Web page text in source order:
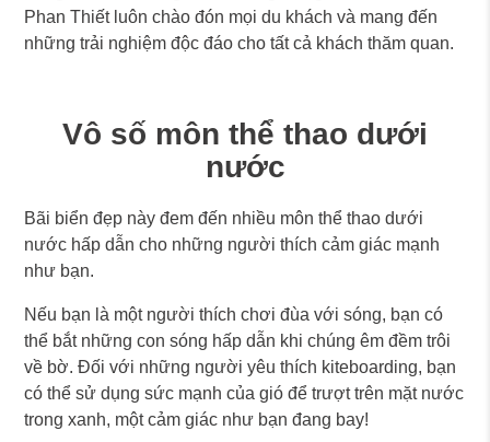
Phan Thiết luôn chào đón mọi du khách và mang đến
những trải nghiệm độc đáo cho tất cả khách thăm quan.
Vô số môn thể thao dưới
nước
Bãi biển đẹp này đem đến nhiều môn thể thao dưới
nước hấp dẫn cho những người thích cảm giác mạnh
như bạn.
Nếu bạn là một người thích chơi đùa với sóng, bạn có
thể bắt những con sóng hấp dẫn khi chúng êm đềm trôi
về bờ. Đối với những người yêu thích kiteboarding, bạn
có thể sử dụng sức mạnh của gió để trượt trên mặt nước
trong xanh, một cảm giác như bạn đang bay!